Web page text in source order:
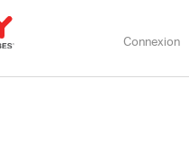
Connexion